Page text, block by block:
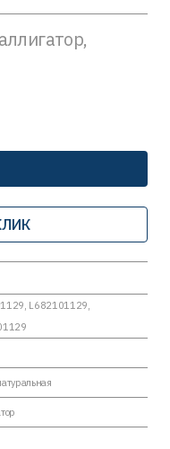
L682101129,